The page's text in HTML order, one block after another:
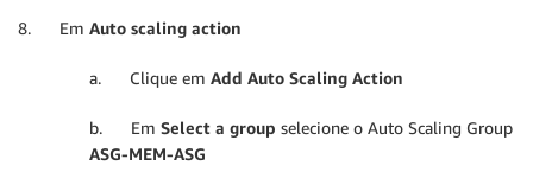
8. Em Auto scaling action
a. Clique em Add Auto Scaling Action
b. Em Select a group selecione o Auto Scaling Group
ASG-MEM-ASG